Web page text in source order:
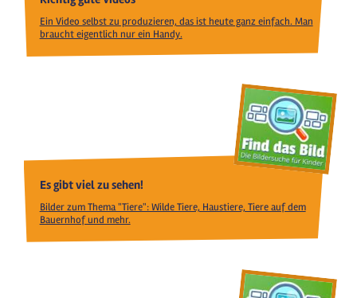
Ein Video selbst zu produzieren, das ist heute ganz einfach. Man
braucht eigentlich nur ein Handy.
Es gibt viel zu sehen!
Bilder zum Thema "Tiere": Wilde Tiere, Haustiere, Tiere auf dem
Bauernhof und mehr.